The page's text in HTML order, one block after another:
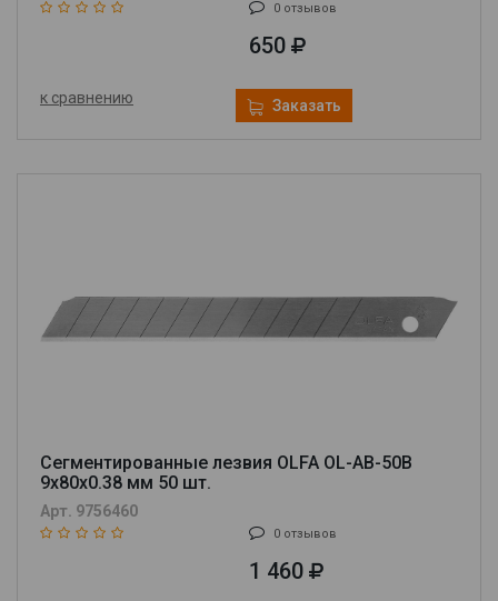
0 отзывов
650
к сравнению Заказать
Сегментированные лезвия OLFA OL-AB-50B
9х80х0.38 мм 50 шт.
Арт. 9756460
0 отзывов
1 460